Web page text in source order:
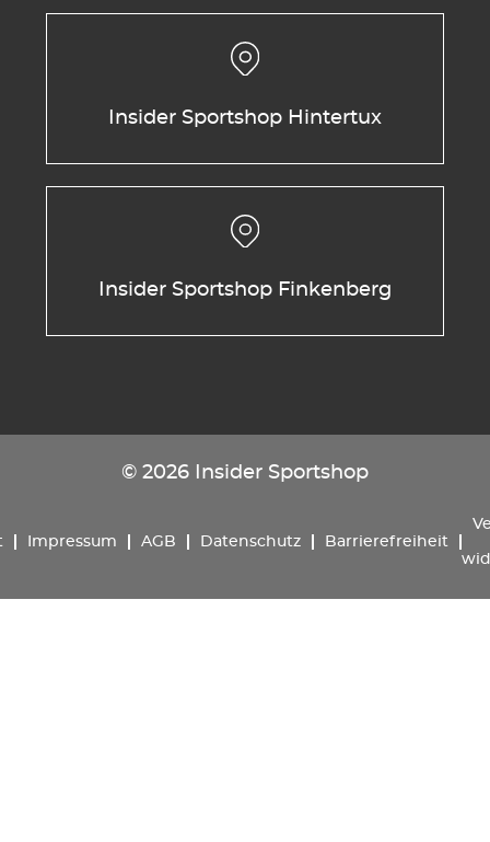
Insider Sportshop Hintertux
Insider Sportshop Finkenberg
© 2026 Insider Sportshop
Impressum AGB Datenschutz Barrierefreiheit